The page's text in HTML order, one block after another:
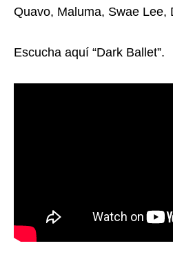
Quavo, Maluma, Swae Lee,
Escucha aquí “Dark Ballet”.